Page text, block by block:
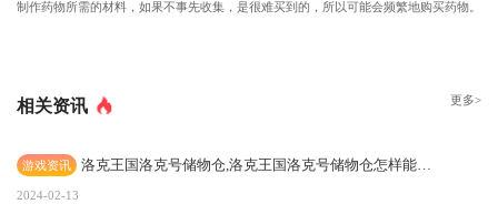
制作药物所需的材料，如果不事先收集，是很难买到的，所以可能会频繁地购买药物。
相关资讯 更多>
游戏资讯 洛克王国洛克号储物仓,洛克王国洛克号储物仓怎样能打出宠物
2024-02-13